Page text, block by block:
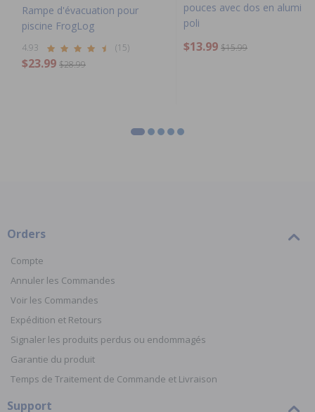
Rampe d'évacuation pour
piscine FrogLog
4.93 (15)
$23.99 $28.99
pouces avec dos en
poli
$13.99 $15.99
Orders
Compte
Annuler les Commandes
Voir les Commandes
Expédition et Retours
Signaler les produits perdus ou endommagés
Garantie du produit
Temps de Traitement de Commande et Livraison
Support